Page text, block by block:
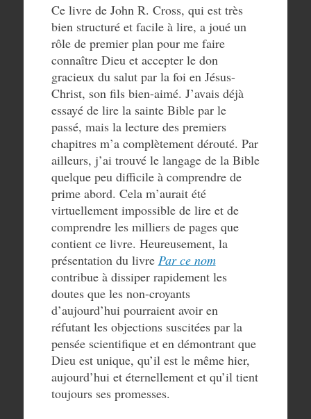
Ce livre de John R. Cross, qui est très
bien structuré et facile à lire, a joué un
rôle de premier plan pour me faire
connaître Dieu et accepter le don
gracieux du salut par la foi en Jésus-
Christ, son fils bien-aimé. J’avais déjà
essayé de lire la sainte Bible par le
passé, mais la lecture des premiers
chapitres m’a complètement dérouté. Par
ailleurs, j’ai trouvé le langage de la Bible
quelque peu difficile à comprendre de
prime abord. Cela m’aurait été
virtuellement impossible de lire et de
comprendre les milliers de pages que
contient ce livre. Heureusement, la
présentation du livre Par ce nom
contribue à dissiper rapidement les
doutes que les non-croyants
d’aujourd’hui pourraient avoir en
réfutant les objections suscitées par la
pensée scientifique et en démontrant que
Dieu est unique, qu’il est le même hier,
aujourd’hui et éternellement et qu’il tient
toujours ses promesses.